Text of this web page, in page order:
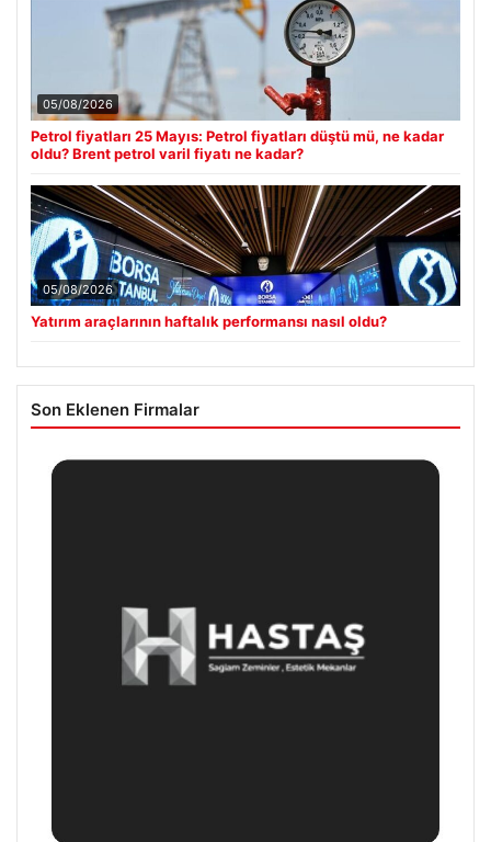
05/08/2026
Petrol fiyatları 25 Mayıs: Petrol fiyatları düştü mü, ne kadar
oldu? Brent petrol varil fiyatı ne kadar?
05/08/2026
Yatırım araçlarının haftalık performansı nasıl oldu?
Son Eklenen Firmalar